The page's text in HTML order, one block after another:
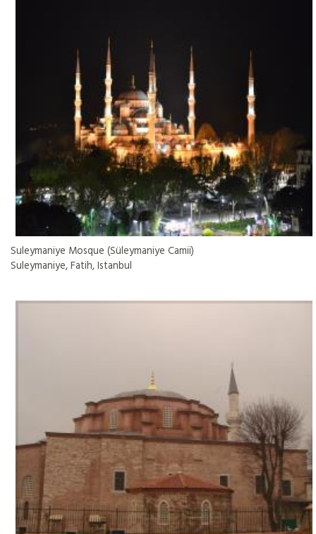
Suleymaniye Mosque (Süleymaniye Camii)
Suleymaniye, Fatih, Istanbul